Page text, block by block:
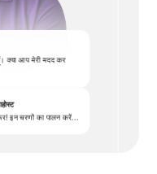
क्या आप मेरी मदद कर
इन चरणों का पालन करें...